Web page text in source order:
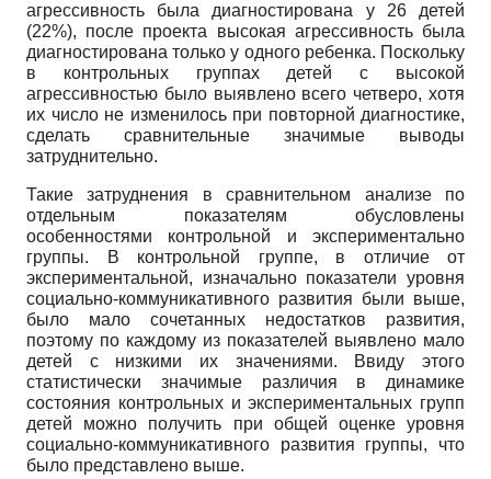
агрессивность была диагностирована у 26 детей
(22%), после проекта высокая агрессивность была
диагностирована только у одного ребенка. Поскольку
в контрольных группах детей с высокой
агрессивностью было выявлено всего четверо, хотя
их число не изменилось при повторной диагностике,
сделать сравнительные значимые выводы
затруднительно.
Такие затруднения в сравнительном анализе по
отдельным показателям обусловлены
особенностями контрольной и экспериментально
группы. В контрольной группе, в отличие от
экспериментальной, изначально показатели уровня
социально-коммуникативного развития были выше,
было мало сочетанных недостатков развития,
поэтому по каждому из показателей выявлено мало
детей с низкими их значениями. Ввиду этого
статистически значимые различия в динамике
состояния контрольных и экспериментальных групп
детей можно получить при общей оценке уровня
социально-коммуникативного развития группы, что
было представлено выше.